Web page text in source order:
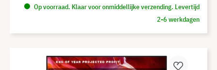
Op voorraad. Klaar voor onmiddellijke verzending. Levertijd
2-6 werkdagen